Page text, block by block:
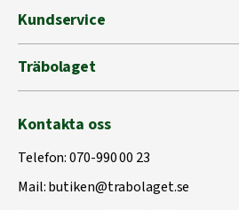
Kundservice
Träbolaget
Kontakta oss
Telefon:070-990 00 23
Mail:butiken@trabolaget.se